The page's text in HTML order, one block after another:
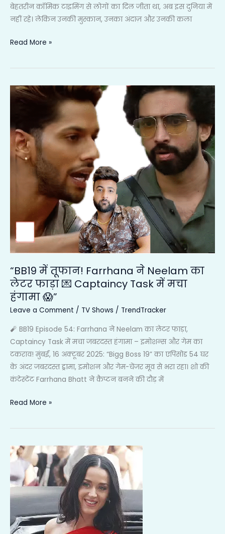
बेहतरीन कॉमिक टाइमिंग से लोगों का दिल जीता था, अब इस दुनिया में
नहीं रहे। लेकिन उनकी मुस्कान, उनका अंदाज़ और उनकी कला
Read More »
“BB19 में तूफान! Farrhana ने Neelam का
लेटर फाड़ा 💌 Captaincy Task में मचा
हंगामा 😱”
Leave a Comment / TV Shows / TrendTracker
🧨 BB19 Episode 54: Farrhana ने Neelam का लेटर फाड़ा,
Captaincy Task में मचा जबरदस्त हंगामा – इमोशन्स और गेम का
टकराव! मुंबई, 16 अक्टूबर 2025: “Bigg Boss 19” का एपिसोड 54 घर
के अंदर जबरदस्त ड्रामा, इमोशन और गेम-चेंजर मूव से भरा रहा। शो की
कंटेस्टेंट Farrhana Bhatt ने कैप्टन बनने की दौड़ में
“BB19
Farrhana
ने
Neelam
Task
में
मचा
हंगामा
😱”
Read More »
Katy
Perry
Nude
Look
पर
बोलीं
उनका